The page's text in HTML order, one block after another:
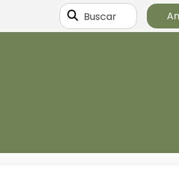
Buscar